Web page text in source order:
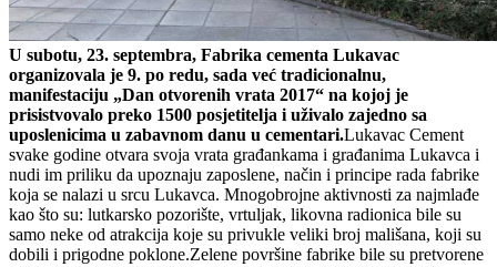
U subotu, 23. septembra, Fabrika cementa Lukavac
organizovala je 9. po redu, sada već tradicionalnu,
manifestaciju „Dan otvorenih vrata 2017“ na kojoj je
prisistvovalo preko 1500 posjetitelja i uživalo zajedno sa
uposlenicima u zabavnom danu u cementari.Lukavac Cement
svake godine otvara svoja vrata građankama i građanima Lukavca i
nudi im priliku da upoznaju zaposlene, način i principe rada fabrike
koja se nalazi u srcu Lukavca. Mnogobrojne aktivnosti za najmlađe
kao što su: lutkarsko pozorište, vrtuljak, likovna radionica bile su
samo neke od atrakcija koje su privukle veliki broj mališana, koji su
dobili i prigodne poklone.Zelene površine fabrike bile su pretvorene